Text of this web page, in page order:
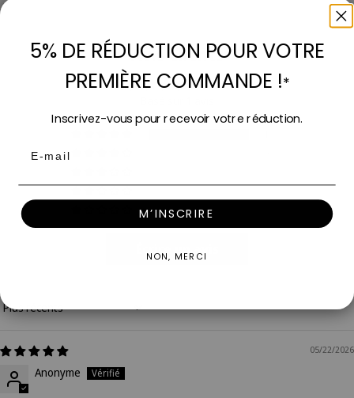
Avis Clients
5.00 sur 5
Écrire un avis
Sort by
05/22/2026
Anonyme
5% DE RÉDUCTION POUR VOTRE
PREMIÈRE COMMANDE !*
Inscrivez-vous pour recevoir votre réduction.
M’INSCRIRE
NON, MERCI